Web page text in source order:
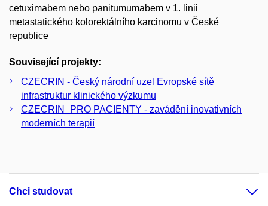
cetuximabem nebo panitumumabem v 1. linii
metastatického kolorektálního karcinomu v České
republice
Související projekty:
CZECRIN - Český národní uzel Evropské sítě
infrastruktur klinického výzkumu
CZECRIN_PRO PACIENTY - zavádění inovativních
moderních terapií
Chci studovat